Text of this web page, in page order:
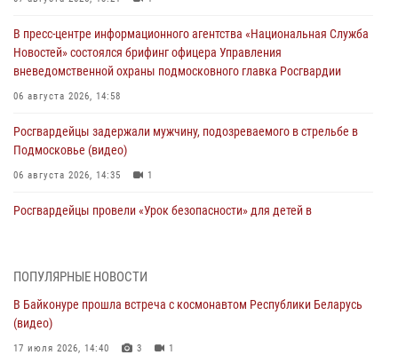
В пресс-центре информационного агентства «Национальная Служба
Новостей» состоялся брифинг офицера Управления
вневедомственной охраны подмосковного главка Росгвардии
06 августа 2026, 14:58
Росгвардейцы задержали мужчину, подозреваемого в стрельбе в
Подмосковье (видео)
06 августа 2026, 14:35 1
Росгвардейцы провели «Урок безопасности» для детей в
подозреваемые в организации незаконной миграции и
изготовлении поддельных документов (видео)
05 августа 2026, 15:48
ПОПУЛЯРНЫЕ НОВОСТИ
В Байконуре прошла встреча с космонавтом Республики Беларусь
(видео)
17 июля 2026, 14:40 3 1